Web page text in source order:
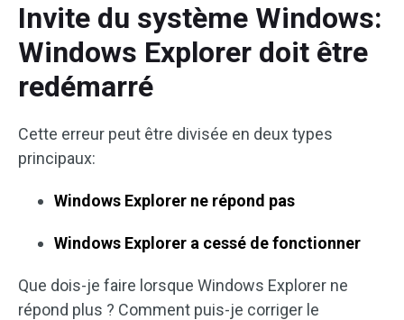
Invite du système Windows:
Windows Explorer doit être
redémarré
Cette erreur peut être divisée en deux types
principaux:
Windows Explorer ne répond pas
Windows Explorer a cessé de fonctionner
Que dois-je faire lorsque Windows Explorer ne
répond plus ? Comment puis-je corriger le